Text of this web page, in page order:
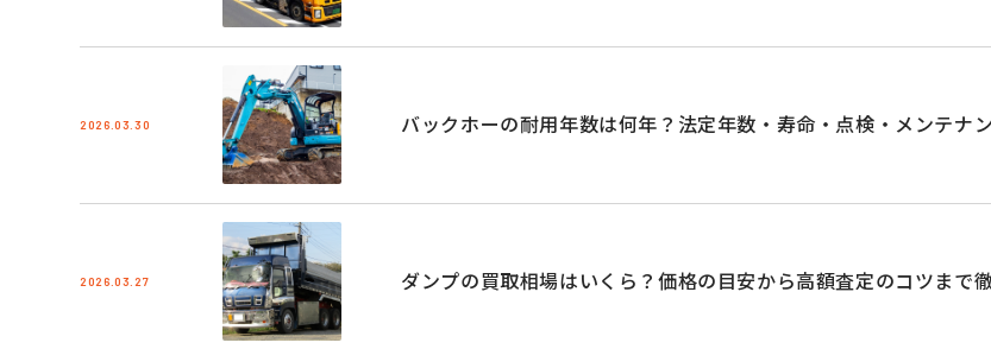
2026.03.30 バックホーの耐用年数は何年？法定年数・寿命・点検・メンテナ
2026.03.27 ダンプの買取相場はいくら？価格の目安から高額査定のコツまで